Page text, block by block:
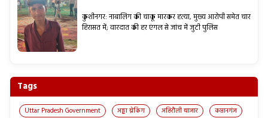
कुशीनगर: नाबालिग की चाकू मारकर हत्या, मुख्य आरोपी समेत चार
हिरासत में; वारदात की हर एंगल से जांच में जुटी पुलिस
Tags
Uttar Pradesh Government अड्डा ब्रेकिंग अहिरौली बाजार
कप्तानगंज